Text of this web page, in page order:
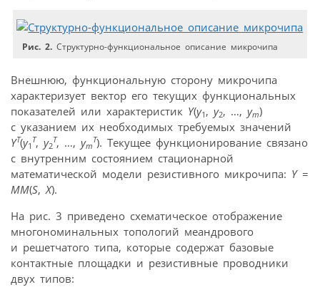
Рис. 2. Структурно-функциональное описание микрочипа
Внешнюю, функциональную сторону микрочипа
характеризует вектор его текущих функциональных
показателей или характеристик Y(y1 , y2, …, ym)
с указанием их необходимых требуемых значений
YT(y1
T, y2
T, …, ym
T). Текущее функционирование связано
с внутренним состоянием стационарной
математической модели резистивного микрочипа: Y=
МM(S,X).
На рис. 3 приведено схематическое отображение
многономинальных топологий меандрового
и решетчатого типа, которые содержат базовые
контактные площадки и резистивные проводники
двух типов: